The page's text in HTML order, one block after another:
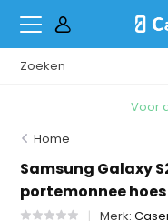
Voor
Home
Samsung Galaxy
portemonnee
Merk: